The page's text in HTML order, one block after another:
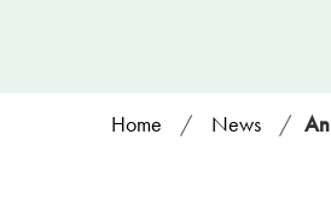
Home / News /